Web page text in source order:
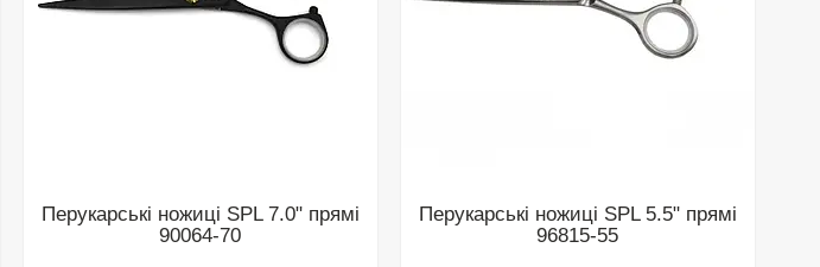
Перукарські ножиці SPL 7.0" прямі
90064-70
Перукарські ножиці SPL 5.5" прямі
96815-55